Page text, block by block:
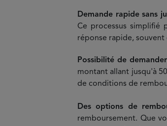
Demande rapide sans
Ce processus simplifié
réponse rapide,
Possibilité de
montant allant jusqu'à
de conditions de
Des options de
remboursement. Que